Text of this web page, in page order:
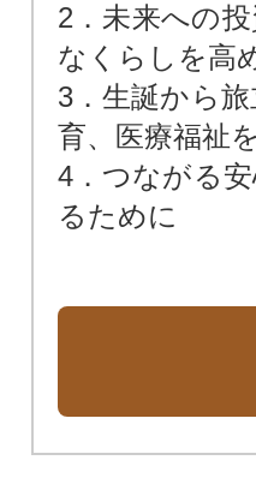
2．未来への
なくらしを高
3．生誕から
育、医療福祉
4．つながる
るために